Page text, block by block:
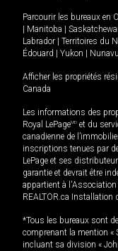
Parcourir les bureaux en
Manitoba
Labrador
Territoires du
Édouard
Yukon
Afficher les propriétés
Canada
Les informations des
Royal LePageMD et du
canadienne de
inscriptions tenues par
LePage et ses
garantie et devrait être
appartient à l'Association
REALTOR.ca
*Tous les bureaux sont
comprenant la mention «
incluant sa division «